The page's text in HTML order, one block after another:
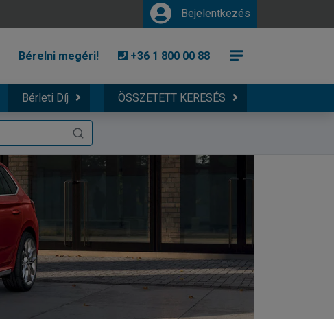
Bejelentkezés
Bérelni megéri! +36 1 800 00 88
Bérleti Díj ÖSSZETETT KERESÉS